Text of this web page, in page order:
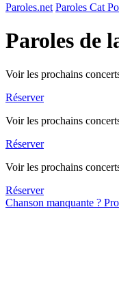
Paroles.net Paroles Cat
Paroles de
Voir les prochains
Réserver
Voir les prochains
Réserver
Voir les prochains
Réserver
Chanson manquante ?